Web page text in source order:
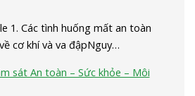
1. Các tình huống mất an toàn
cơ khí và va đậpNguy…